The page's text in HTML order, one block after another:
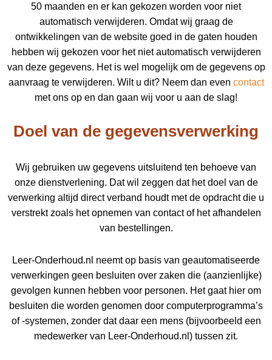
50 maanden en er kan gekozen worden voor niet
automatisch verwijderen. Omdat wij graag de
ontwikkelingen van de website goed in de gaten houden
hebben wij gekozen voor het niet automatisch verwijderen
van deze gegevens. Het is wel mogelijk om de gegevens op
aanvraag te verwijderen. Wilt u dit? Neem dan even contact
met ons op en dan gaan wij voor u aan de slag!
Doel van de gegevensverwerking
Wij gebruiken uw gegevens uitsluitend ten behoeve van
onze dienstverlening. Dat wil zeggen dat het doel van de
verwerking altijd direct verband houdt met de opdracht die u
verstrekt zoals het opnemen van contact of het afhandelen
van bestellingen.
Leer-Onderhoud.nl neemt op basis van geautomatiseerde
verwerkingen geen besluiten over zaken die (aanzienlijke)
gevolgen kunnen hebben voor personen. Het gaat hier om
besluiten die worden genomen door computerprogramma’s
of -systemen, zonder dat daar een mens (bijvoorbeeld een
medewerker van Leer-Onderhoud.nl) tussen zit.